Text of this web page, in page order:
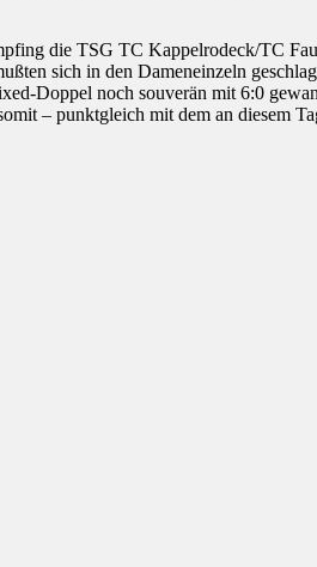
die TSG TC Kappelrodeck/TC
sich in den Dameneinzeln
Doppel noch souverän mit 6:0
– punktgleich mit dem an diesem